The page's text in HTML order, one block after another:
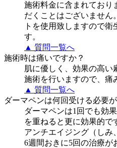
施術料金に含まれており
だくことはございません
トを使用致しますので
す。
▲ 質問一覧へ
施術時は痛いですか？
肌に優しく、効果の高い
施術を行いますので、痛
▲ 質問一覧へ
ダーマペンは何回受ける必要
ダーマペンは1回でも効
を重ねると更に効果的で
アンチエイジング（しみ
6週間おきに5回の治療が